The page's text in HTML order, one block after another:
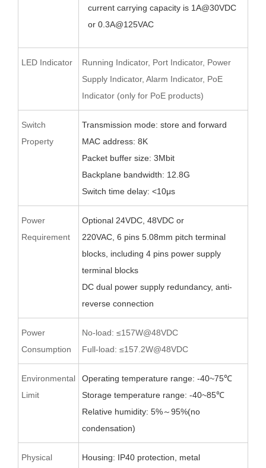
current carrying capacity is 1A@30VDC
or 0. 3A@125VAC
LED Indicator
Running Indicator, Port Indicator, Power
Supply Indicator, Alarm Indicator, PoE
Indicator (only for PoE products)
Switch
Property
Transmission mode: store and forward
MAC address: 8K
Packet buffer size: 3Mbit
Backplane bandwidth: 12.8G
Switch time delay: <10μs
Power
Requirement
Optional 24VDC, 48VDC or
220VAC 6 pins 5.08mm pitch terminal
blocks , including 4 pins power supply
terminal blocks
DC dual power supply redundancy, anti-
reverse connection
Power
Consumption
No-load: ≤157W@48VDC
Full-load: ≤157.2W@48VDC
Environmental
Limit
Operating temperature range: -40~75℃
Storage temperature range: -40~85℃
Relative humidity: 5%～95%(no
condensation)
Physical
Housing: IP40 protection, metal